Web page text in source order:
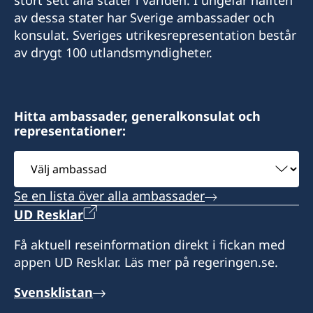
hamilton@consulateofsweden.org
100 Pitts Bay Road,"Waterloo House", 3rd Floor,
Distrikt: Bermuda.
Tidsbokning krävs.
av dessa stater har Sverige ambassader och
konsulat. Sveriges utrikesrepresentation består
av drygt 100 utlandsmyndigheter.
Hitta ambassader, generalkonsulat och
representationer:
Välj
ambassad
Se en lista över alla ambassader
UD Resklar
Få aktuell reseinformation direkt i fickan med
appen UD Resklar. Läs mer på regeringen.se.
Svensklistan